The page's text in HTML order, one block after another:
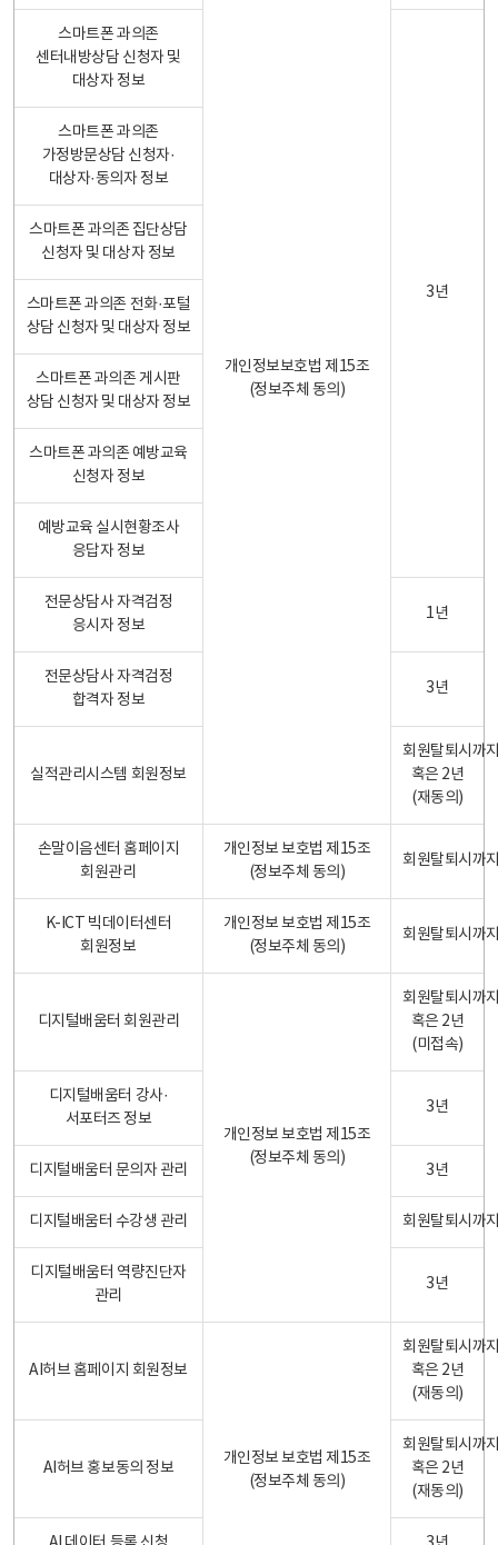
개인정보보호법 제15조
(정보주체 동의)
스마트폰 과의존
센터내방상담 신청자 및
대상자 정보
3년
스마트폰 과의존
가정방문상담 신청자·
대상자·동의자 정보
스마트폰 과의존 집단상담
신청자 및 대상자 정보
스마트폰 과의존 전화·포털
상담 신청자 및 대상자 정보
스마트폰 과의존 게시판
상담 신청자 및 대상자 정보
스마트폰 과의존 예방교육
신청자 정보
예방교육 실시현황조사
응답자 정보
전문상담사 자격검정
응시자 정보
1년
전문상담사 자격검정
합격자 정보
3년
실적관리시스템 회원정보
회원탈퇴시까
혹은 2년
(재동의)
손말이음센터 홈페이지
회원관리
개인정보 보호법 제15조
(정보주체 동의)
회원탈퇴시까
K-ICT 빅데이터센터
회원정보
개인정보 보호법 제15조
(정보주체 동의)
회원탈퇴시까
디지털배움터 회원관리
개인정보 보호법 제15조
(정보주체 동의)
회원탈퇴시까
혹은 2년
(미접속)
디지털배움터 강사·
서포터즈 정보
3년
디지털배움터 문의자 관리 3년
디지털배움터 수강생 관리 회원탈퇴시까
디지털배움터 역량진단자
관리
3년
AI허브 홈페이지 회원정보
개인정보 보호법 제15조
(정보주체 동의)
회원탈퇴시까
혹은 2년
(재동의)
AI허브 홍보동의 정보
회원탈퇴시까
혹은 2년
(재동의)